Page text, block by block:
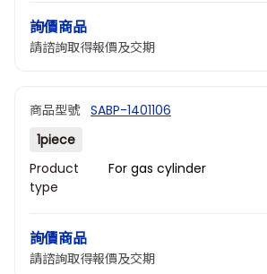
詢價商品
請諮詢取得報價及交期
商品型號 SABP-1401106
1piece
Product
type
For gas cylinder
詢價商品
請諮詢取得報價及交期